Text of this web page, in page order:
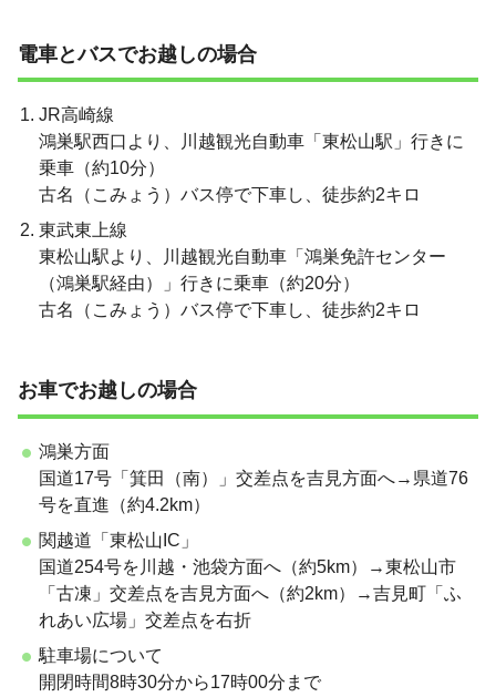
電車とバスでお越しの場合
JR高崎線
鴻巣駅西口より、川越観光自動車「東松山駅」行きに
乗車（約10分）
古名（こみょう）バス停で下車し、徒歩約2キロ
東武東上線
東松山駅より、川越観光自動車「鴻巣免許センター
（鴻巣駅経由）」行きに乗車（約20分）
古名（こみょう）バス停で下車し、徒歩約2キロ
お車でお越しの場合
鴻巣方面
国道17号「箕田（南）」交差点を吉見方面へ→県道76
号を直進（約4.2km）
関越道「東松山IC」
国道254号を川越・池袋方面へ（約5km）→東松山市
「古凍」交差点を吉見方面へ（約2km）→吉見町「ふ
れあい広場」交差点を右折
駐車場について
開閉時間8時30分から17時00分まで